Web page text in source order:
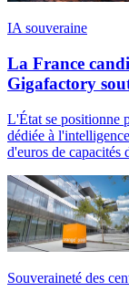
IA souveraine
La France
Gigafactory
L'État se positionne
dédiée à
d'euros de capacités
Souveraineté des